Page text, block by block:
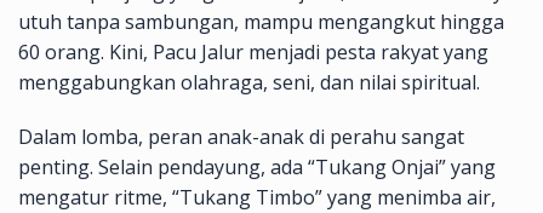
utuh tanpa sambungan, mampu mengangkut hingga
60 orang. Kini, Pacu Jalur menjadi pesta rakyat yang
menggabungkan olahraga, seni, dan nilai spiritual.
Dalam lomba, peran anak-anak di perahu sangat
penting. Selain pendayung, ada “Tukang Onjai” yang
mengatur ritme, “Tukang Timbo” yang menimba air,